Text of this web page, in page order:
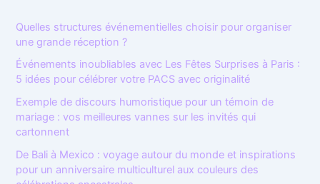
e
r
:
Quelles structures événementielles choisir pour organiser
une grande réception ?
Événements inoubliables avec Les Fêtes Surprises à Paris :
5 idées pour célébrer votre PACS avec originalité
Exemple de discours humoristique pour un témoin de
mariage : vos meilleures vannes sur les invités qui
cartonnent
De Bali à Mexico : voyage autour du monde et inspirations
pour un anniversaire multiculturel aux couleurs des